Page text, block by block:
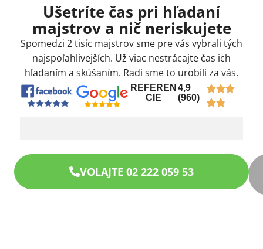
Ušetríte čas pri hľadaní
majstrov a nič neriskujete
Spomedzi 2 tisíc majstrov sme pre vás vybrali tých
najspoľahlivejších. Už viac nestrácajte čas ich
hľadaním a skúšaním. Radi sme to urobili za vás.
REFEREN
CIE
4,9
(960)
VOLAJTE 02 222 059 53